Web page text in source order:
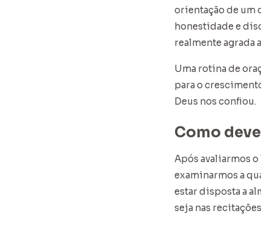
orientação de um
honestidade e
realmente agrada
Uma rotina de
para o
Deus nos confiou.
Como
Após avaliarmos
examinarmos a
estar disposta a
seja nas